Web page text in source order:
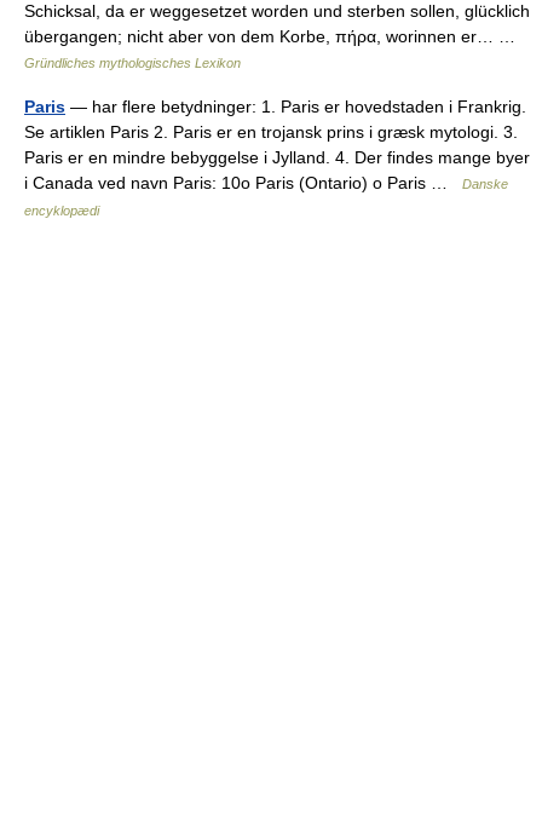
Schicksal, da er weggesetzet worden und sterben sollen, glücklich
übergangen; nicht aber von dem Korbe, πήρα, worinnen er… …
Gründliches mythologisches Lexikon
Paris — har flere betydninger: 1. Paris er hovedstaden i Frankrig.
Se artiklen Paris 2. Paris er en trojansk prins i græsk mytologi. 3.
Paris er en mindre bebyggelse i Jylland. 4. Der findes mange byer
i Canada ved navn Paris: 10o Paris (Ontario) o Paris …
Danske
encyklopædi